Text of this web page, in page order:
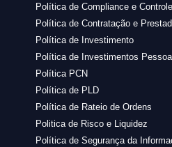
Política de Compliance e
Política de Contratação e
Política de Investimento
Política de Investimentos
Política PCN
Política de PLD
Política de Rateio de Ordens
Politica de Risco e Liquidez
Política de Segurança da